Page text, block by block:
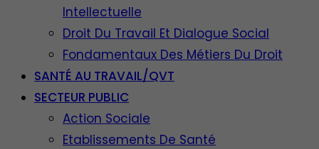
Intellectuelle
Droit Du Travail Et Dialogue Social
Fondamentaux Des Métiers Du Droit
SANTÉ AU TRAVAIL/QVT
SECTEUR PUBLIC
Action Sociale
Etablissements De Santé